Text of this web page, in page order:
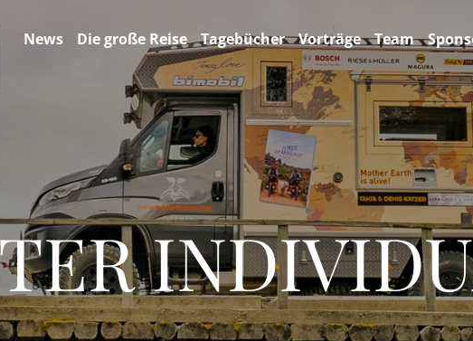
News Die große Reise Tagebücher Vorträge Team